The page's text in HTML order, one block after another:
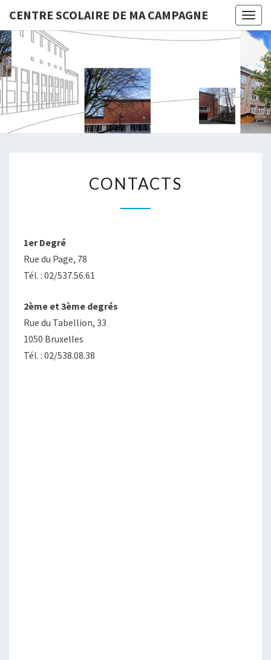
CENTRE SCOLAIRE DE MA CAMPAGNE
CENTRE
DE MA
CONTACTS
1er Degré
Rue du Page, 78
Tél. : 02/537.56.61
2ème et 3ème degrés
Rue du Tabellion, 33
1050 Bruxelles
Tél. : 02/538.08.38